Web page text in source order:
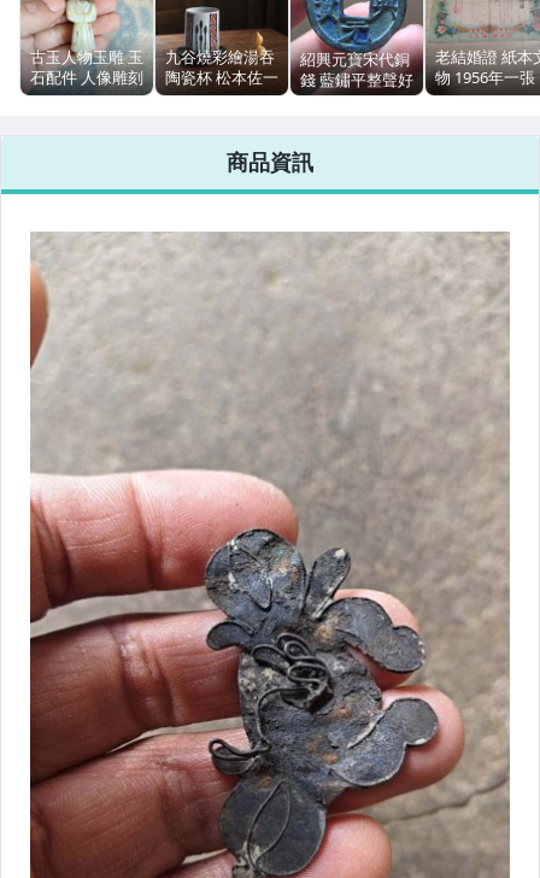
女包精品與女鞋
運動、戶外與休閒
古玉人物玉雕 玉
石配件 人像雕刻
古玩小件 擺飾
九谷燒彩繪湯吞
陶瓷杯 松本佐一
280ml 口徑7cm
紹興元寶宋代銅
錢 藍鏽平整聲好
老結婚證 紙本
物 1956年一張
非空白證件 邊
商品資訊